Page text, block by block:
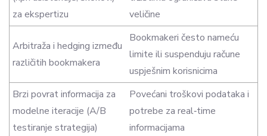
za ekspertizu
veličine
Arbitraža i hedging između
različitih bookmakera
Bookmakeri često nameću
limite ili suspenduju račune
uspješnim korisnicima
Brzi povrat informacija za
modelne iteracije (A/B
testiranje strategija)
Povećani troškovi podataka i
potrebe za real‑time
informacijama